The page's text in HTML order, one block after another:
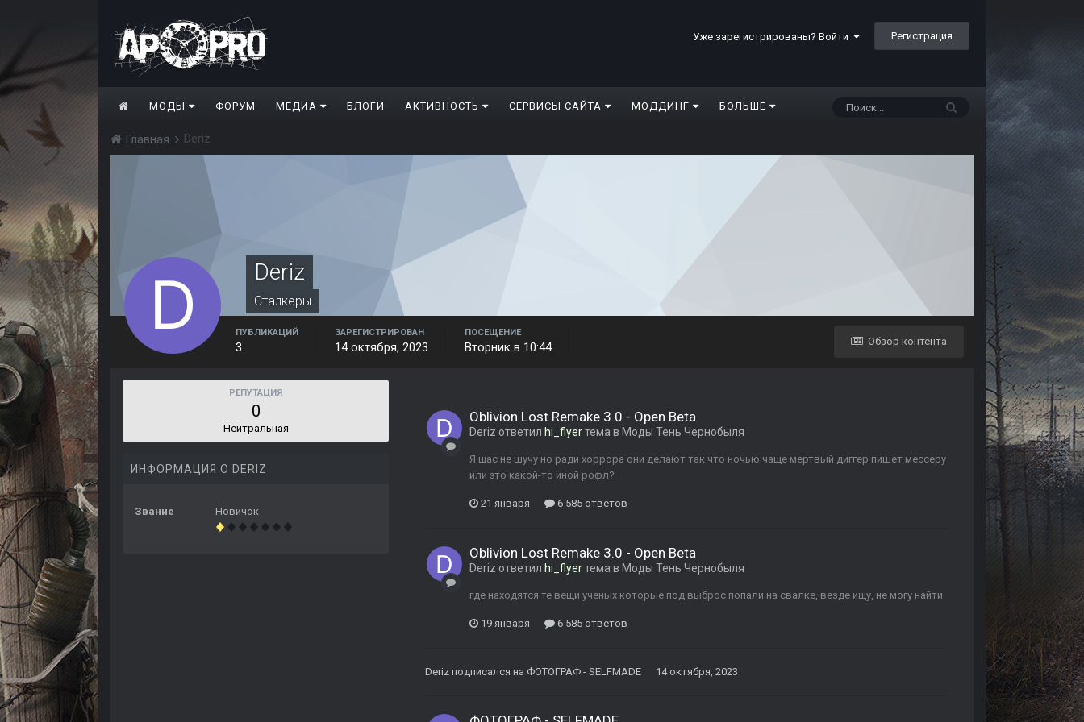
Уже зарегистрированы? Войти Регистрация
МОДЫ ФОРУМ МЕДИА БЛОГИ АКТИВНОСТЬ СЕРВИСЫ САЙТА МОДДИНГ БОЛЬШЕ
Главная Deriz
Deriz
Сталкеры
Обзор контента
ПУБЛИКАЦИЙ
3
ЗАРЕГИСТРИРОВАН
14 октября, 2023
ПОСЕЩЕНИЕ
Вторник в 10:44
РЕПУТАЦИЯ
0
Нейтральная
ИНФОРМАЦИЯ О DERIZ
Звание Новичок
Oblivion Lost Remake 3.0 - Open Beta
Deriz ответил hi_flyerтема в Моды Тень Чернобыля
Я щас не шучу но ради хоррора они делают так что ночью чаще мертвый диггер пишет мессеру
или это какой-то иной рофл?
21 января 6 585 ответов
Oblivion Lost Remake 3.0 - Open Beta
Deriz ответил hi_flyerтема в Моды Тень Чернобыля
где находятся те вещи ученых которые под выброс попали на свалке, везде ищу, не могу найти
19 января 6 585 ответов
Deriz подписался на ФОТОГРАФ - SELFMADE 14 октября, 2023